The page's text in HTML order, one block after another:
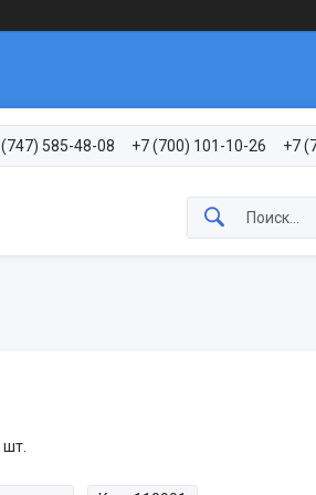
585-48-08 +7 (700) 101-10-26 +7